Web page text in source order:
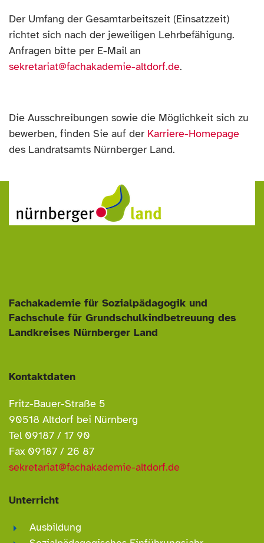
Der Umfang der Gesamtarbeitszeit (Einsatzzeit)
richtet sich nach der jeweiligen Lehrbefähigung.
Anfragen bitte per E-Mail an
sekretariat@fachakademie-altdorf.de.
Die Ausschreibungen sowie die Möglichkeit sich zu
bewerben, finden Sie auf der Karriere-Homepage
des Landratsamts Nürnberger Land.
Fachakademie für Sozialpädagogik und
Fachschule für Grundschulkindbetreuung des
Landkreises Nürnberger Land
Kontaktdaten
Fritz-Bauer-Straße 5
90518 Altdorf bei Nürnberg
Tel 09187 / 17 90
Fax 09187 / 26 87
sekretariat@fachakademie-altdorf.de
Unterricht
Ausbildung